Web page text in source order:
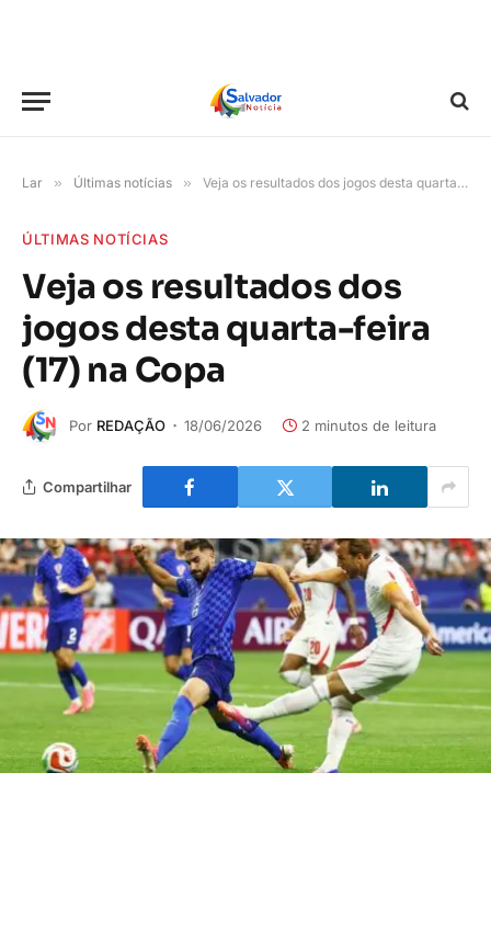
Lar » Últimas notícias » Veja os resultados dos jogos desta quarta-feira (17) na Copa
ÚLTIMAS NOTÍCIAS
Veja os resultados dos
jogos desta quarta-feira
(17) na Copa
Por REDAÇÃO 18/06/2026 2 minutos de leitura
Compartilhar